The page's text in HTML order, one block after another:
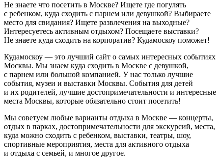
Не знаете что посетить в Москве? Ищете где погулять
с ребенком, куда сходить с парнем или девушкой? Выбираете
место для свидания? Ищете развлечения на выходные?
Интересуетесь активным отдыхом? Посещаете выставки?
Не знаете куда сходить на корпоратив? Кудамоскоу поможет!
Кудамоскоу — это лучший сайт о самых интересных событиях
Москвы. Мы знаем куда сходить в Москве с девушкой,
с парнем или большой компанией. У нас только лучшие
события, музеи и выставки Москвы. События для детей
и их родителей, лучшие достопримечательности и интересные
места Москвы, которые обязательно стоит посетить!
Мы советуем любые варианты отдыха в Москве — концерты,
отдых в парках, достопримечательности для экскурсий, места,
куда можно сходить с ребенком, выставки, театры, шоу,
спортивные мероприятия, места для активного отдыха
и отдыха с семьей, и многое другое.